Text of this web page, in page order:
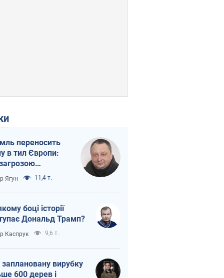
переносить
в тил Європи:
логістика
Ягун 11,4 т.
боці історії
Дональд Трамп?
Каспрук 9,6 т.
вирубку
600 дерев і